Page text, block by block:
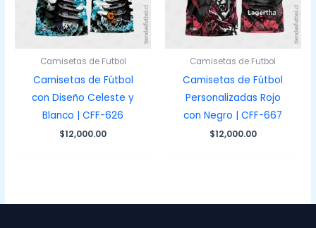
Camisetas de Futbol
Camisetas de Fútbol
con Diseño Celeste y
Blanco | CFF-626
$12,000.00
Camisetas de Futbol
Camisetas de Fútbol
Personalizadas Rojo
con Negro | CFF-667
$12,000.00